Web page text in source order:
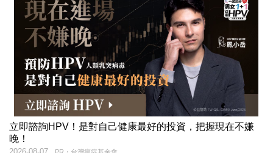
立即諮詢HPV！是對自己健康最好的投資，把握現在不嫌
晚！